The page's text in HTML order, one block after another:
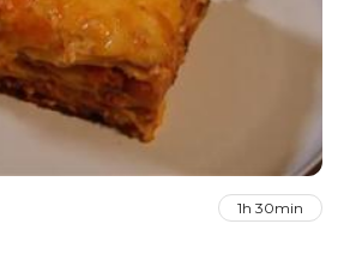
1h 30min